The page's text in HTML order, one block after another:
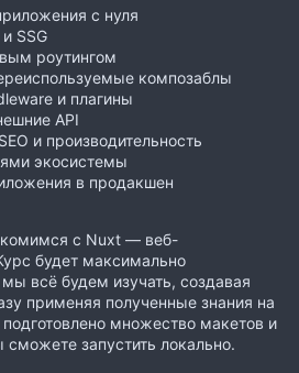
с нуля
SSG
роутингом
композаблы
и плагины
API
и производительность
экосистемы
в продакшен
с Nuxt — веб-
будет максимально
всё будем изучать, создавая
применяя полученные знания на
множество макетов и
сможете запустить локально.